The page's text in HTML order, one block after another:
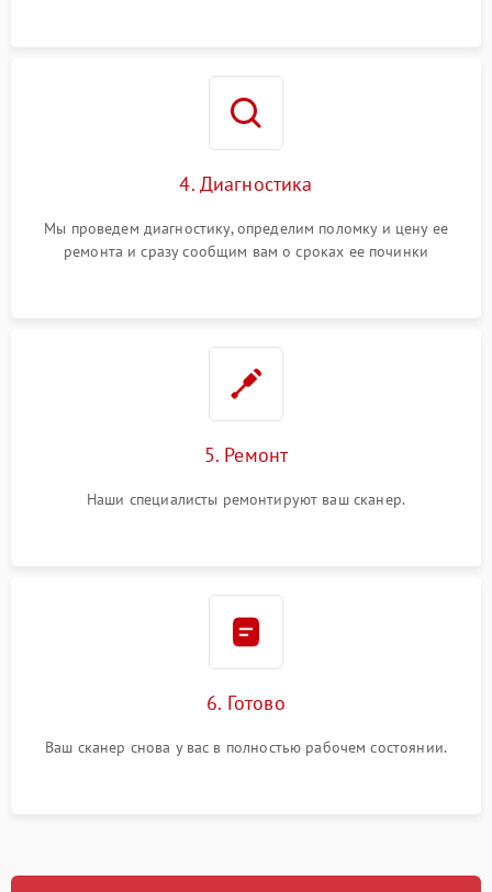
4. Диагностика
Мы проведем диагностику, определим поломку и цену ее
ремонта и сразу сообщим вам о сроках ее починки
5. Ремонт
Наши специалисты ремонтируют ваш сканер.
6. Готово
Ваш сканер снова у вас в полностью рабочем состоянии.